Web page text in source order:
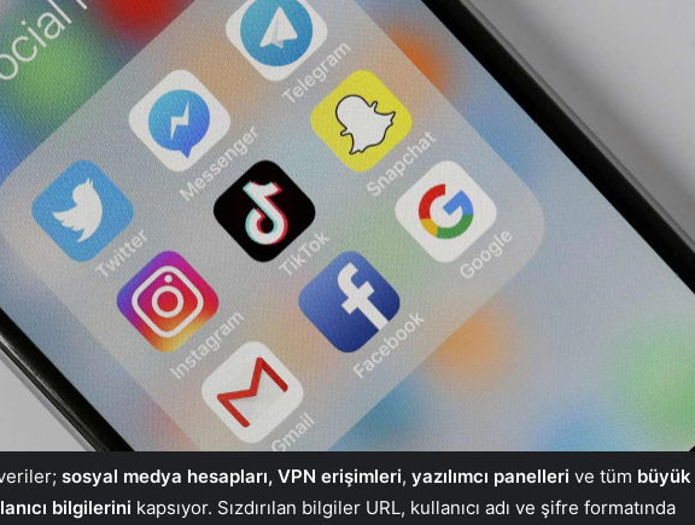
sosyal medya hesapları, VPN erişimleri, yazılımcı panelleri ve tüm büyük
bilgilerini kapsıyor. Sızdırılan bilgiler URL, kullanıcı adı ve şifre formatında